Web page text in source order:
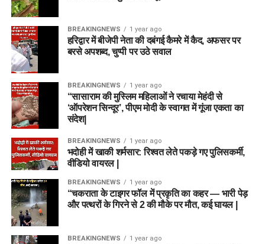
BREAKINGNEWS 1 year ago
हरिद्वार में बीजेपी नेता की दबंगई कैमरे में कैद, अफसर पर
बरसे अपशब्द, चुप्पी पर उठे सवाल
BREAKINGNEWS 1 year ago
“सासाराम की मुस्लिम महिलाओं ने रचाया मेहंदी से
‘ऑपरेशन सिन्दूर’, पीएम मोदी के स्वागत में गूंजा एकता का
संदेश|
BREAKINGNEWS 1 year ago
भदोही में खाकी शर्मसार: रिश्वत लेते पकड़े गए पुलिसकर्मी,
वीडियो वायरल |
BREAKINGNEWS 1 year ago
“चकराता के टाइगर फॉल में प्रकृति का कहर — भारी पेड़
और पत्थरों के गिरने से 2 की मौके पर मौत, कई घायल |
BREAKINGNEWS 1 year ago